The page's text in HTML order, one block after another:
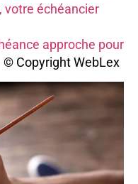
votre échéancier
approche pour
© Copyright WebLex